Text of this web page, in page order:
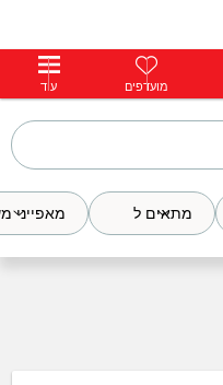
פרימיוםמועדפים עוד
מתאים ל מאפייני